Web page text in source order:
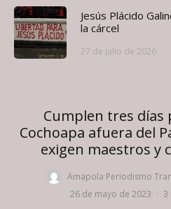
Jesús Plácido
la cárcel
27 de julio de 2026
Cumplen tres días
Cochoapa afuera del
exigen maestros y
Amapola Periodismo
26 de mayo de 2023 · 3